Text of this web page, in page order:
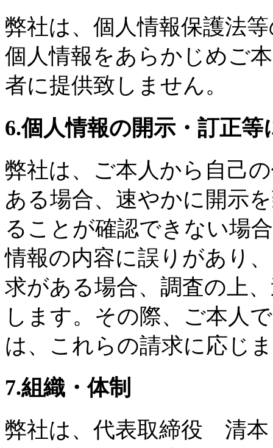
弊社は、個人情報保護法
個人情報をあらかじめご
者に提供致しません。
6.個人情報の開示・訂正等
弊社は、ご本人から自己
ある場合、速やかに開示
ることが確認できない場
情報の内容に誤りがあり
求がある場合、調査の上
します。その際、ご本人
は、これらの請求に応じ
7.組織・体制
弊社は、代表取締役 清本